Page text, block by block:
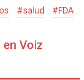
#salud #FDA
Voiz